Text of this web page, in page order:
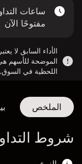
ساعات
مفتوحًا الآن
الأداء السابق لا
الموضحة للأسهم
اللحظية في السوق.
الملخص
شروط